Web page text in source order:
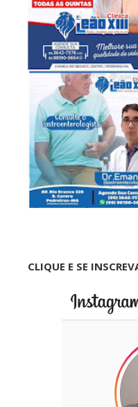
CLIQUE E SE